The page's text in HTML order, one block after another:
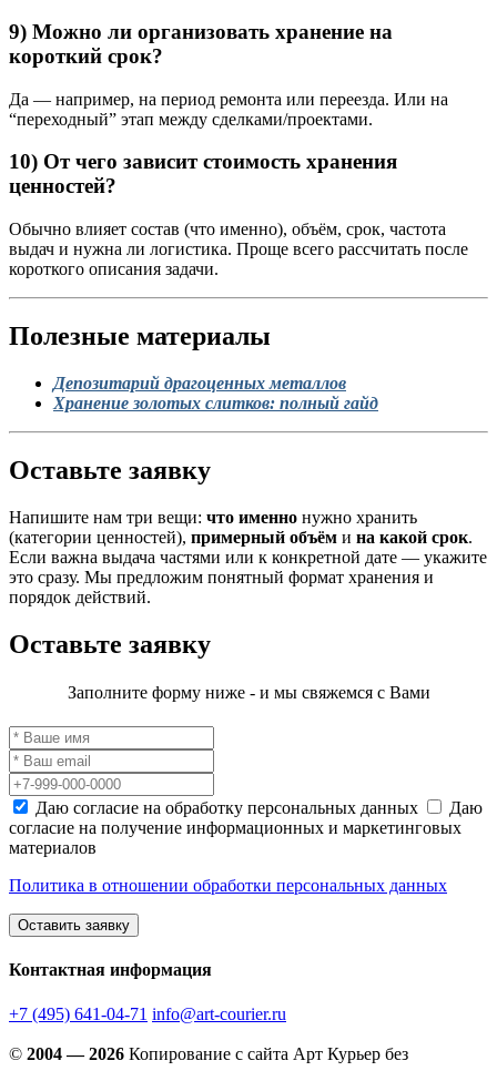
9) Можно ли организовать хранение на
короткий срок?
Да — например, на период ремонта или переезда. Или на
“переходный” этап между сделками/проектами.
10) От чего зависит стоимость хранения
ценностей?
Обычно влияет состав (что именно), объём, срок, частота
выдач и нужна ли логистика. Проще всего рассчитать после
короткого описания задачи.
Полезные материалы
Депозитарий драгоценных металлов
Хранение золотых слитков: полный гайд
Оставьте заявку
Напишите нам три вещи: что именно нужно хранить
(категории ценностей), примерный объём и на какой срок.
Если важна выдача частями или к конкретной дате — укажите
это сразу. Мы предложим понятный формат хранения и
порядок действий.
Оставьте заявку
Заполните форму ниже - и мы свяжемся с Вами
Даю согласие на обработку персональных данных
Даю
согласие на получение информационных и маркетинговых
материалов
Политика в отношении обработки персональных данных
Оставить заявку
Контактная информация
+7 (495) 641-04-71 info@art-courier.ru
© 2004 — 2026 Копирование с сайта Арт Курьер без